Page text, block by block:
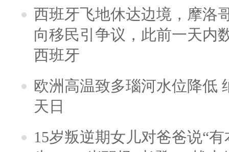
西班牙飞地休达边境，摩洛
向移民引争议，此前一天内
西班牙
欧洲高温致多瑙河水位降低
天日
15岁叛逆期女儿对爸爸说“